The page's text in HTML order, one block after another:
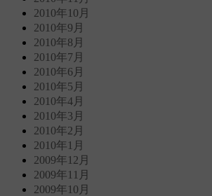
2010年10月
2010年9月
2010年8月
2010年7月
2010年6月
2010年5月
2010年4月
2010年3月
2010年2月
2010年1月
2009年12月
2009年11月
2009年10月